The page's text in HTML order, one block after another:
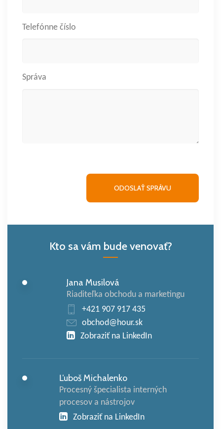
Telefónne číslo
Správa
Kto sa vám bude venovať?
Jana Musilová
Riaditeľka obchodu a marketingu
+421 907 917 435
obchod@hour.sk
Zobraziť na LinkedIn
Ľuboš Michalenko
Procesný špecialista interných
procesov a nástrojov
Zobraziť na LinkedIn